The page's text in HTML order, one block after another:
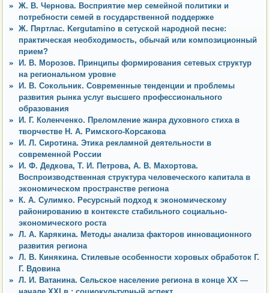
Ж. В. Чернова. Восприятие мер семейной политики и
потребности семей в государственной поддержке
Ж. Пяртлас. Kergutamino в сетуской народной песне:
практическая необходимость, обычай или композиционный
прием?
И. В. Морозов. Принципы формирования сетевых структур
на региональном уровне
И. В. Сокольник. Современные тенденции и проблемы
развития рынка услуг высшего профессионального
образования
И. Г. Коленченко. Преломление жанра духовного стиха в
творчестве Н. А. Римского-Корсакова
И. Л. Сиротина. Этика рекламной деятельности в
современной России
И. Ф. Дедкова, Т. И. Петрова, А. В. Махортова.
Воспроизводственная структура человеческого капитала в
экономическом пространстве региона
К. А. Сулимко. Ресурсный подход к экономическому
районированию в контексте стабильного социально-
экономического роста
Л. А. Карякина. Методы анализа факторов инновационного
развития региона
Л. В. Кинякина. Стилевые особенности хоровых обработок Г.
Г. Вдовина
Л. И. Ватанина. Сельское население региона в конце XX —
начале XXI в.: социокультурный аспект